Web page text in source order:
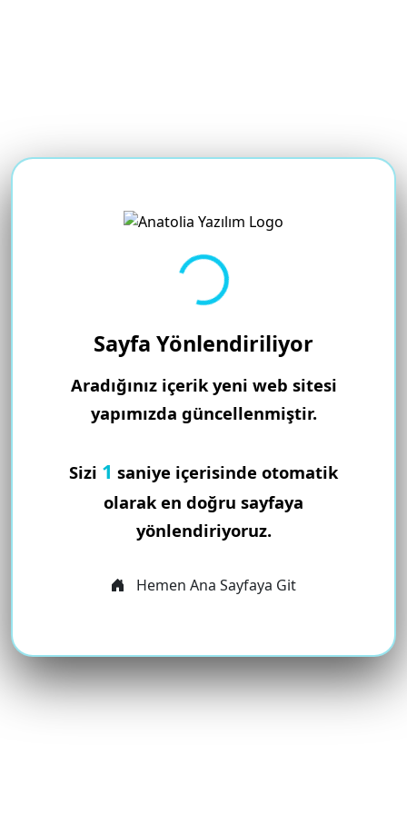
Yükleniyor...
Sayfa Yönlendiriliyor
Aradığınız içerik yeni web sitesi
yapımızda güncellenmiştir.
Sizi 1 saniye içerisinde otomatik
olarak en doğru sayfaya
yönlendiriyoruz.
Hemen Ana Sayfaya Git